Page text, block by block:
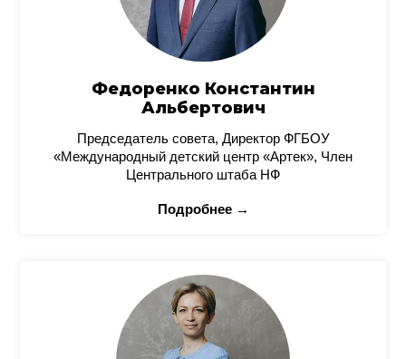
Федоренко Константин
Альбертович
Председатель совета, Директор ФГБОУ
«Международный детский центр «Артек», Член
Центрального штаба НФ
Подробнее →